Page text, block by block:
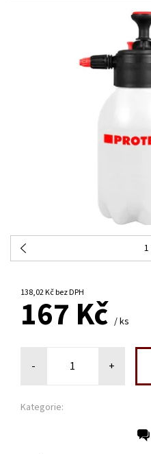
1
138,02 Kč bez DPH
167 Kč / ks
- +
Kategorie: